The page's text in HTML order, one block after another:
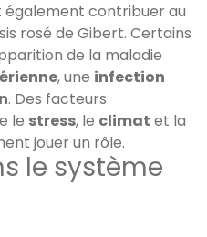
également contribuer au
rosé de Gibert. Certains
de la maladie
, une infection
. Des facteurs
le stress, le climat et la
jouer un rôle.
le système